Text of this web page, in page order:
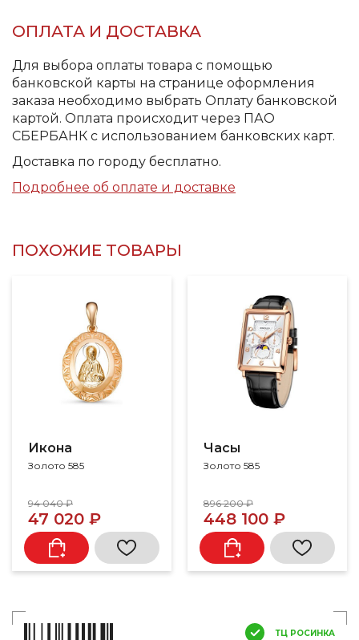
ОПЛАТА И ДОСТАВКА
Для выбора оплаты товара с помощью
банковской карты на странице оформления
заказа необходимо выбрать Оплату банковской
картой. Оплата происходит через ПАО
СБЕРБАНК с использованием банковских карт.
Доставка по городу бесплатно.
Подробнее об оплате и доставке
ПОХОЖИЕ ТОВАРЫ
Икона
Золото 585
94 040 ₽
47 020 ₽
Часы
Золото 585
896 200 ₽
448 100 ₽
ТЦ РОСИНКА